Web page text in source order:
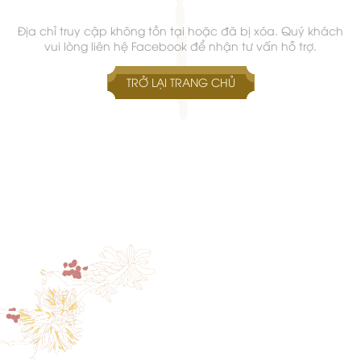
Địa chỉ truy cập không tồn tại hoặc đã bị xóa. Quý khách
vui lòng liên hệ Facebook để nhận tư vấn hỗ trợ.
TRỞ LẠI TRANG CHỦ